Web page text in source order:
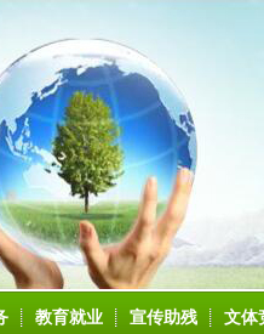
教育就业 宣传助残 文体